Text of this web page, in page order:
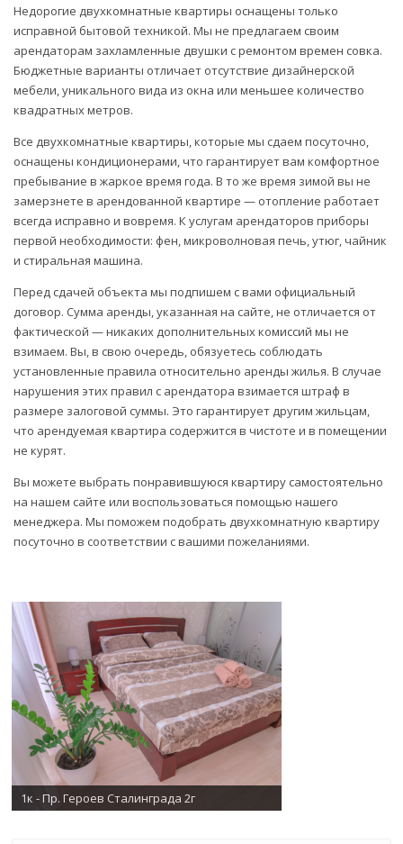
Недорогие двухкомнатные квартиры оснащены только
исправной бытовой техникой. Мы не предлагаем своим
арендаторам захламленные двушки с ремонтом времен совка.
Бюджетные варианты отличает отсутствие дизайнерской
мебели, уникального вида из окна или меньшее количество
квадратных метров.
Все двухкомнатные квартиры, которые мы сдаем посуточно,
оснащены кондиционерами, что гарантирует вам комфортное
пребывание в жаркое время года. В то же время зимой вы не
замерзнете в арендованной квартире — отопление работает
всегда исправно и вовремя. К услугам арендаторов приборы
первой необходимости: фен, микроволновая печь, утюг, чайник
и стиральная машина.
Перед сдачей объекта мы подпишем с вами официальный
договор. Сумма аренды, указанная на сайте, не отличается от
фактической — никаких дополнительных комиссий мы не
взимаем. Вы, в свою очередь, обязуетесь соблюдать
установленные правила относительно аренды жилья. В случае
нарушения этих правил с арендатора взимается штраф в
размере залоговой суммы. Это гарантирует другим жильцам,
что арендуемая квартира содержится в чистоте и в помещении
не курят.
Вы можете выбрать понравившуюся квартиру самостоятельно
на нашем сайте или воспользоваться помощью нашего
менеджера. Мы поможем подобрать двухкомнатную квартиру
посуточно в соответствии с вашими пожеланиями.
1к - Пр. Героев Сталинграда 2г